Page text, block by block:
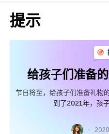
提示
给孩子们准备
节日将至，给孩子们准备礼物
到了2021年，孩